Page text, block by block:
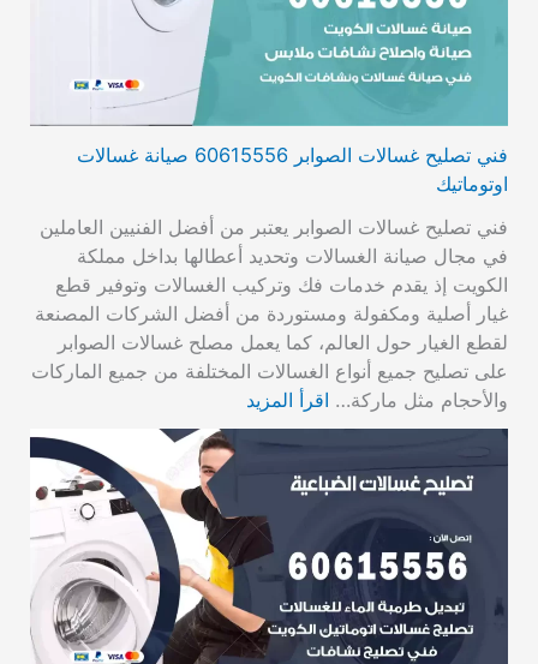
فني تصليح غسالات الصوابر 60615556 صيانة غسالات
اوتوماتيك
فني تصليح غسالات الصوابر يعتبر من أفضل الفنيين العاملين
في مجال صيانة الغسالات وتحديد أعطالها بداخل مملكة
الكويت إذ يقدم خدمات فك وتركيب الغسالات وتوفير قطع
غيار أصلية ومكفولة ومستوردة من أفضل الشركات المصنعة
لقطع الغيار حول العالم، كما يعمل مصلح غسالات الصوابر
على تصليح جميع أنواع الغسالات المختلفة من جميع الماركات
والأحجام مثل ماركة… اقرأ المزيد